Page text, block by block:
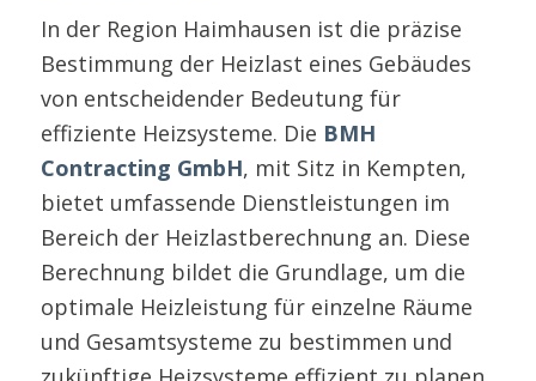
In der Region Haimhausen ist die präzise
Bestimmung der Heizlast eines Gebäudes
von entscheidender Bedeutung für
effiziente Heizsysteme. Die BMH
Contracting GmbH, mit Sitz in Kempten,
bietet umfassende Dienstleistungen im
Bereich der Heizlastberechnung an. Diese
Berechnung bildet die Grundlage, um die
optimale Heizleistung für einzelne Räume
und Gesamtsysteme zu bestimmen und